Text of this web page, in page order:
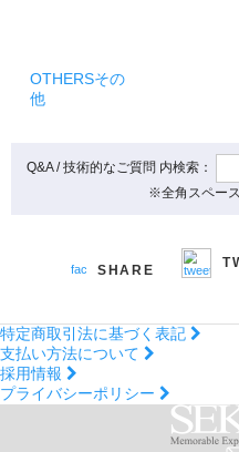
OTHERSその
他
Q&A / 技術的なご質問 内検索：
※全角スペー
SHARE
特定商取引法に基づく表記
支払い方法について
採用情報
プライバシーポリシー